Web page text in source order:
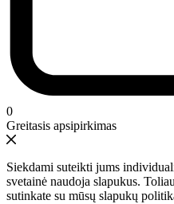
0
Greitasis apsipirkimas
Siekdami suteikti jums
svetainė naudoja slapukus.
sutinkate su mūsų slapukų